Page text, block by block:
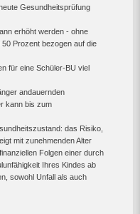
Gesundheitsprüfung
erhöht werden - ohne
Prozent bezogen auf die
für eine Schüler-BU viel
andauernden
kann bis zum
das Risiko,
mit zunehmenden Alter
Folgen einer durch
Ihres Kindes ab
sowohl Unfall als auch